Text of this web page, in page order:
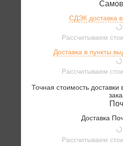
СДЭК доставка
Рассчитываем
Доставка в пункты
Рассчитываем
Точная стоимость
Доставка
Рассчитываем